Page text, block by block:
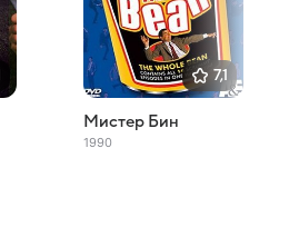
7,1
Мистер Бин
1990